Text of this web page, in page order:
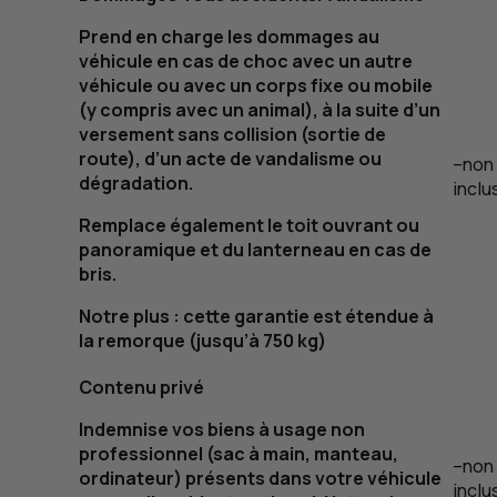
Prend en charge les dommages au
véhicule en cas de choc avec un autre
véhicule ou avec un corps fixe ou mobile
(y compris avec un animal), à la suite d’un
versement sans collision (sortie de
route), d’un acte de vandalisme ou
dégradation.
Remplace également le toit ouvrant ou
panoramique et du lanterneau en cas de
bris.
Notre plus : cette garantie est étendue à
la remorque (jusqu’à 750 kg)
–non
Contenu privé
Indemnise vos biens à usage non
professionnel (sac à main, manteau,
ordinateur) présents dans votre véhicule –non